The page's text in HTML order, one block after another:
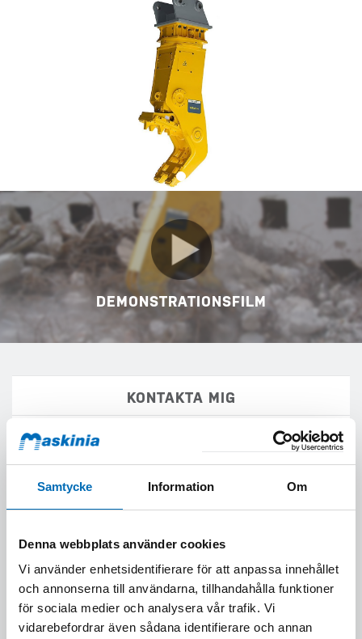
Samtycke Information Om
Denna webbplats använder cookies
Vi använder enhetsidentifierare för att anpassa innehållet
och annonserna till användarna, tillhandahålla funktioner
för sociala medier och analysera vår trafik. Vi
vidarebefordrar även sådana identifierare och annan
DEMONSTRATIONSFILM
KONTAKTA MIG
Fyll i formuläret
för att få mer information om Epriroc BP 3050 R
(BP 3050 R).